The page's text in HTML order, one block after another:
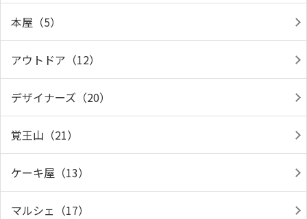
本屋（5）
アウトドア（12）
デザイナーズ（20）
覚王山（21）
ケーキ屋（13）
マルシェ（17）